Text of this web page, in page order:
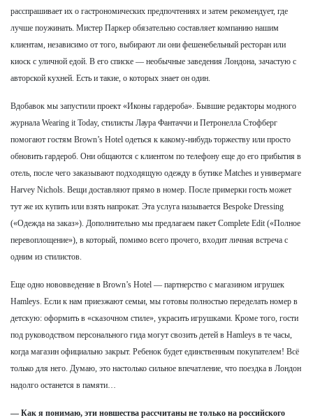
расспрашивает их о гастрономических предпочтениях и затем рекомендует, где
лучше поужинать. Мистер Паркер обязательно составляет компанию нашим
клиентам, независимо от того, выбирают ли они фешенебельный ресторан или
киоск с уличной едой. В его списке — необычные заведения Лондона, зачастую с
авторской кухней. Есть и такие, о которых знает он один.
Вдобавок мы запустили проект «Иконы гардероба». Бывшие редакторы модного
журнала Wearing it Today, стилисты Лаура Фантаччи и Петронелла Стофберг
помогают гостям Brown’s Hotel одеться к какому-нибудь торжеству или просто
обновить гардероб. Они общаются с клиентом по телефону еще до его прибытия в
отель, после чего заказывают подходящую одежду в бутике Matches и универмаге
Harvey Nichols. Вещи доставляют прямо в номер. После примерки гость может
тут же их купить или взять напрокат. Эта услуга называется Bespoke Dressing
(«Одежда на заказ»). Дополнительно мы предлагаем пакет Complete Edit («Полное
перевоплощение»), в который, помимо всего прочего, входит личная встреча с
одним из стилистов.
Еще одно нововведение в Brown’s Hotel — партнерство с магазином игрушек
Hamleys. Если к нам приезжают семьи, мы готовы полностью переделать номер в
детскую: оформить в «сказочном стиле», украсить игрушками. Кроме того, гости
под руководством персонального гида могут свозить детей в Hamleys в те часы,
когда магазин официально закрыт. Ребенок будет единственным покупателем! Всё
только для него. Думаю, это настолько сильное впечатление, что поездка в Лондон
надолго останется в памяти…
— Как я понимаю, эти новшества рассчитаны не только на российского